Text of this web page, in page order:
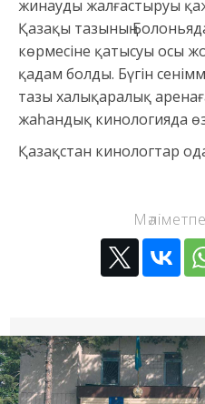
жинауды жалғастыруы
Қазақы тазының
көрмесіне қатысуы осы
қадам болды. Бүгін
тазы халықаралық
жаһандық кинологияда
Қазақстан кинологтар